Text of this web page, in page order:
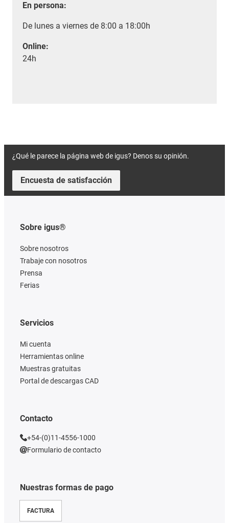
En persona:
De lunes a viernes de 8:00 a 18:00h
Online:
24h
¿Qué le parece la página web de igus? Denos su opinión.
Encuesta de satisfacción
Sobre igus®
Sobre nosotros
Trabaje con nosotros
Prensa
Ferias
Nuestras formas de pago
FACTURA
Servicios
Mi cuenta
Herramientas online
Muestras gratuitas
Portal de descargas CAD
Contacto
+54-(0)11-4556-1000
Formulario de contacto